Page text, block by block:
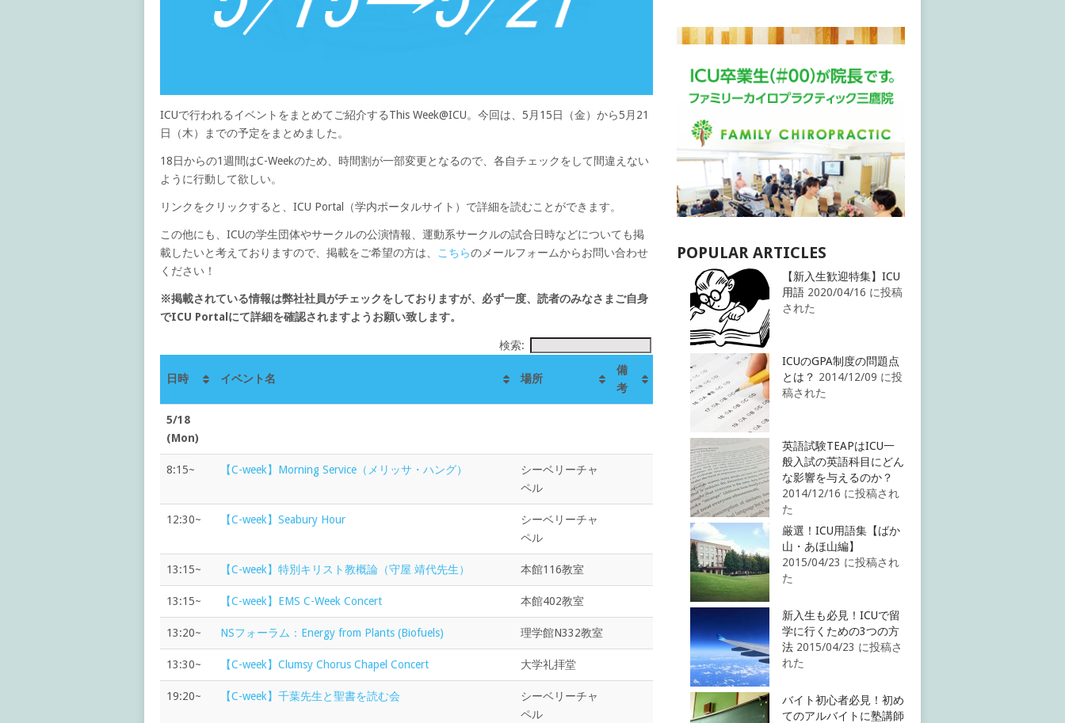
ICUで行われるイベントをまとめてご紹介するThis Week@ICU。今回は、5月15日（金）から5月21
日（木）までの予定をまとめました。
18日からの1週間はC-Weekのため、時間割が一部変更となるので、各自チェックをして間違えない
ように行動して欲しい。
リンクをクリックすると、ICU Portal（学内ポータルサイト）で詳細を読むことができます。
この他にも、ICUの学生団体やサークルの公演情報、運動系サークルの試合日時などについても掲
載したいと考えておりますので、掲載をご希望の方は、
こちらのメールフォームからお問い合わせ
ください！
※掲載されている情報は弊社社員がチェックをしておりますが、必ず一度、読者のみなさまご自身
でICU Portalにて詳細を確認されますようお願い致します。
検索:
日時 イベント名 場所
備
考
5/18
(Mon)
8:15~ 【C-week】Morning Service（メリッサ・ハング）
シーベリーチャ
ペル
12:30~ 【C-week】Seabury Hour
シーベリーチャ
ペル
13:15~ 【C-week】特別キリスト教概論（守屋 靖代先生） 本館116教室
13:15~ 【C-week】EMS C-Week Concert 本館402教室
13:20~ NSフォーラム：Energy from Plants (Biofuels) 理学館N332教室
13:30~ 【C-week】Clumsy Chorus Chapel Concert 大学礼拝堂
19:20~ 【C-week】千葉先生と聖書を読む会
シーベリーチャ
ペル
POPULAR ARTICLES
【新入生歓迎特集】ICU
用語 2020/04/16 に投稿
された
ICUのGPA制度の問題点
とは？ 2014/12/09 に投
稿された
英語試験TEAPはICU一
般入試の英語科目にどん
な影響を与えるのか？
2014/12/16 に投稿され
た
厳選！ICU用語集【ばか
山・あほ山編】
2015/04/23 に投稿され
た
新入生も必見！ICUで留
学に行くための3つの方
法 2015/04/23 に投稿さ
れた
バイト初心者必見！初め
てのアルバイトに塾講師